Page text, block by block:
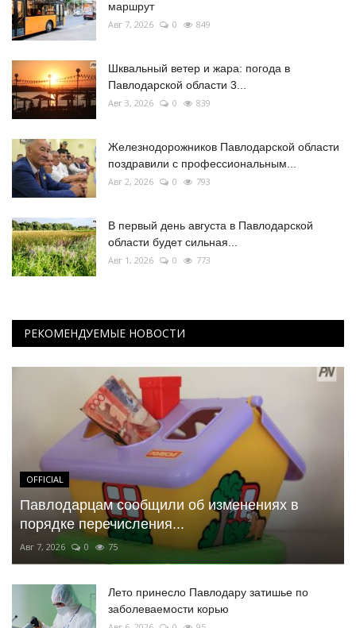
маршрут
Авг 7, 2026 0 849
Шквальный ветер и жара: погода в
Павлодарской области 3...
Авг 3, 2026 0 839
Железнодорожников Павлодарской области
поздравили с профессиональным...
Авг 2, 2026 0 793
В первый день августа в Павлодарской
области будет сильная...
Авг 1, 2026 0 773
РЕКОМЕНДУЕМЫЕ НОВОСТИ
OFFICIAL
Павлодарцам сообщили об изменениях в
порядке перечисления...
Авг 7, 2026 0 75
Лето принесло Павлодару затишье по
заболеваемости корью